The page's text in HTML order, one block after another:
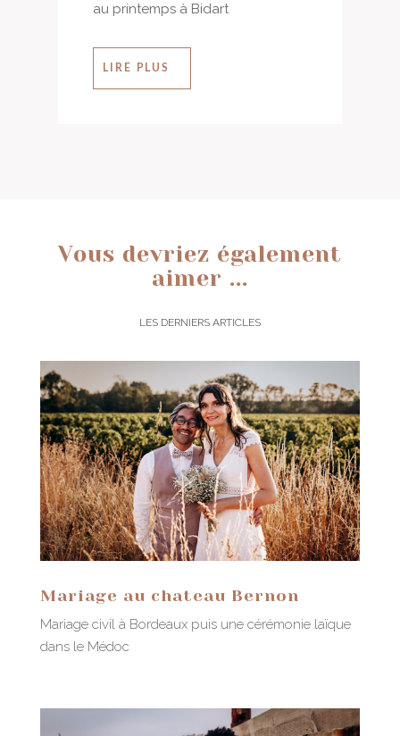
au printemps à Bidart
LIRE PLUS
Vous devriez également
aimer ...
LES DERNIERS ARTICLES
Mariage au chateau Bernon
Mariage civil à Bordeaux puis une cérémonie laïque
dans le Médoc